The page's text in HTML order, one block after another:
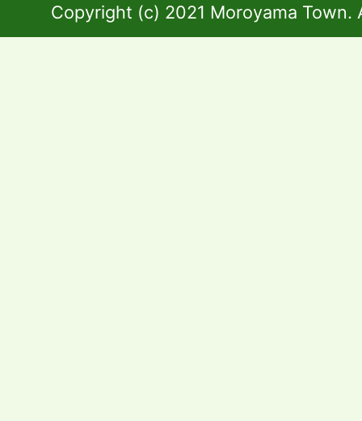
Copyright (c) 2021 Moroyama Town.